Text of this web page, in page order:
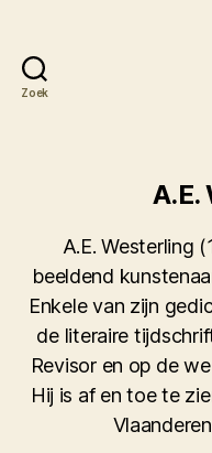
Zoek
A.E.
A.E. Westerling
beeldend
Enkele van zijn
de literaire
Revisor en op de
Hij is af en toe te